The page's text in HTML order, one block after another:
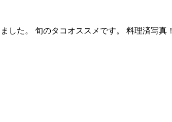
した。 旬のタコオススメです。 料理済写真！